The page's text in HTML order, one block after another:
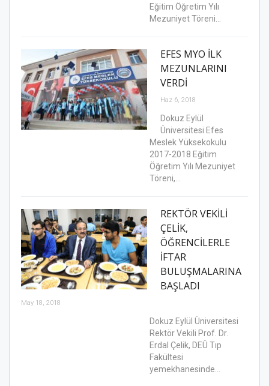
Eğitim Öğretim Yılı
Mezuniyet Töreni…
EFES MYO İLK
MEZUNLARINI
VERDİ
Haz 6, 2018
Dokuz Eylül
Üniversitesi Efes
Meslek Yüksekokulu
2017-2018 Eğitim
Öğretim Yılı Mezuniyet
Töreni,…
REKTÖR VEKİLİ
ÇELİK,
ÖĞRENCİLERLE
İFTAR
BULUŞMALARINA
BAŞLADI
May 18, 2018
Dokuz Eylül Üniversitesi
Rektör Vekili Prof. Dr.
Erdal Çelik, DEÜ Tıp
Fakültesi
yemekhanesinde…